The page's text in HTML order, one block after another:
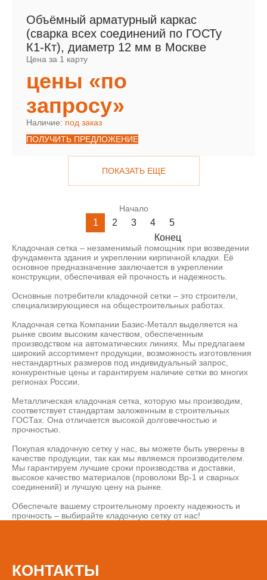
Объёмный арматурный каркас
(сварка всех соединений по ГОСТу
К1-Кт), диаметр 12 мм в Москве
Цена за 1 карту
цены «по
запросу»
Наличие: под заказ
ПОЛУЧИТЬ ПРЕДЛОЖЕНИЕ
ПОКАЗАТЬ ЕЩЕ
Начало
1 2 3 4
5
Конец
Кладочная сетка – незаменимый помощник при возведении
фундамента здания и укреплении кирпичной кладки. Её
основное предназначение заключается в укреплении
конструкции, обеспечивая ей прочность и надежность.
Основные потребители кладочной сетки – это строители,
специализирующиеся на общестроительных работах.
Кладочная сетка Компании Базис-Металл выделяется на
рынке своим высоким качеством, обеспеченным
производством на автоматических линиях. Мы предлагаем
широкий ассортимент продукции, возможность изготовления
нестандартных размеров под индивидуальный запрос,
конкурентные цены и гарантируем наличие сетки во многих
регионах России.
Металлическая кладочная сетка, которую мы производим,
соответствует стандартам заложенным в строительных
ГОСТах. Она отличается высокой долговечностью и
прочностью.
Покупая кладочную сетку у нас, вы можете быть уверены в
качестве продукции, так как мы являемся производителем.
Мы гарантируем лучшие сроки производства и доставки,
высокое качество материалов (проволоки Вр-1 и сварных
соединений) и лучшую цену на рынке.
Обеспечьте вашему строительному проекту надежность и
прочность – выбирайте кладочную сетку от нас!
КОНТАКТЫ